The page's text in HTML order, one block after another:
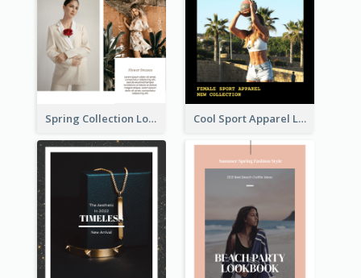
Spring Collection Lookbook Cool Sport Apparel Lookbook